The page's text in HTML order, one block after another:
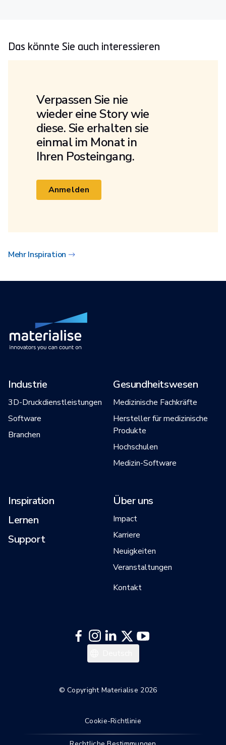
Das könnte Sie auch interessieren
Verpassen Sie nie
wieder eine Story wie
diese. Sie erhalten sie
einmal im Monat in
Ihren Posteingang.
Anmelden
Mehr Inspiration
Industrie
3D-Druckdienstleistungen
Software
Branchen
Gesundheitswesen
Medizinische Fachkräfte
Hersteller für medizinische
Produkte
Hochschulen
Medizin-Software
Inspiration
Lernen
Support
Über uns
Impact
Karriere
Neuigkeiten
Veranstaltungen
Kontakt
English
© Copyright Materialise 2026
Cookie-Richtlinie